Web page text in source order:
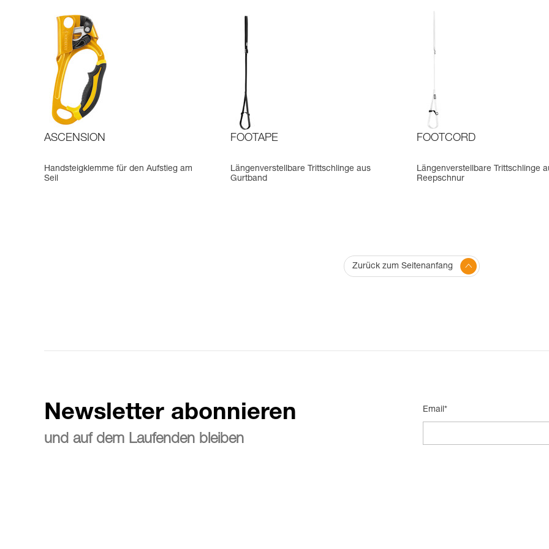
ASCENSION
Handsteigklemme für den Aufstieg am
Seil
FOOTAPE
Längenverstellbare Trittschlinge aus
Gurtband
FOOTCORD
Längenverstellbare Trittschlinge
Reepschnur
Zurück zum Seitenanfang
Newsletter abonnieren
und auf dem Laufenden bleiben
Email*